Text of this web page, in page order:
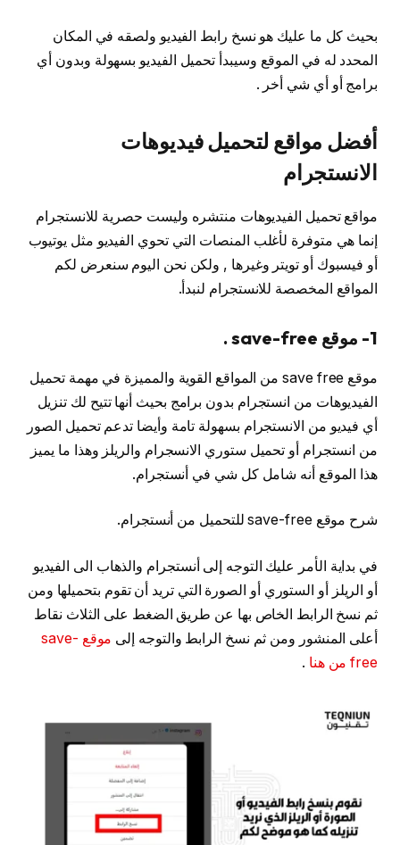
بحيث كل ما عليك هو نسخ رابط الفيديو ولصقه في المكان
المحدد له في الموقع وسيبدأ تحميل الفيديو بسهولة وبدون أي
برامج أو أي شي أخر .
أفضل مواقع لتحميل فيديوهات
الانستجرام
مواقع تحميل الفيديوهات منتشره وليست حصرية للانستجرام
إنما هي متوفرة لأغلب المنصات التي تحوي الفيديو مثل يوتيوب
أو فيسبوك أو تويتر وغيرها , ولكن نحن اليوم سنعرض لكم
المواقع المخصصة للانستجرام لنبدأ.
1- موقع save-free .
موقع save free من المواقع القوية والمميزة في مهمة تحميل
الفيديوهات من انستجرام بدون برامج بحيث أنها تتيح لك تنزيل
أي فيديو من الانستجرام بسهولة تامة وأيضا تدعم تحميل الصور
من انستجرام أو تحميل ستوري الانسجرام والريلز وهذا ما يميز
هذا الموقع أنه شامل كل شي في أنستجرام.
شرح موقع save-free للتحميل من أنستجرام.
في بداية الأمر عليك التوجه إلى أنستجرام والذهاب الى الفيديو
أو الريلز أو الستوري أو الصورة التي تريد أن تقوم بتحميلها ومن
ثم نسخ الرابط الخاص بها عن طريق الضغط على الثلاث نقاط
أعلى المنشور ومن ثم نسخ الرابط والتوجه إلى
موقع save-
free من هنا
.